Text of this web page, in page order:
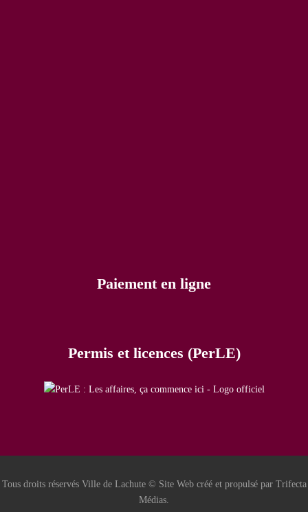
Paiement en ligne
Permis et licences (PerLE)
Tous droits réservés Ville de Lachute © Site Web créé et propulsé par Trifecta
Médias.